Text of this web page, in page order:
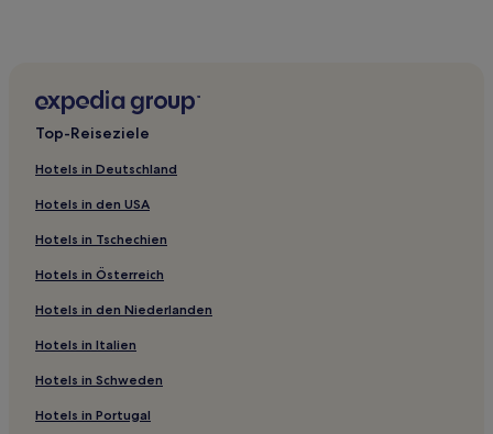
Saint-Quentin-En-Yvelines: Hotels
Hotels nahe Bahnhof La Défense
Hotels nahe Bahnhof Chatou-Croissy
Hotels nahe Bahnhof Fontenay-le-Fleury
Hotels nahe Musée Marmottan
Chantiers: Hotels
Hotels nahe U-Bahn-Station Exelmans
Saint-Quentin-En-Yvelines Hotels
Hotels nahe RER-Station Le Vésinet-Centre
Hotels nahe Jeu de Paume
Top-Reiseziele
Hotels in Deutschland
Hotels in den USA
Hotels in Tschechien
Hotels in Österreich
Hotels in den Niederlanden
Hotels in Italien
Hotels in Schweden
Hotels in Portugal